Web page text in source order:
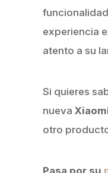
experiencia
atento a su
Si quieres
nueva
otro
Pasa por su